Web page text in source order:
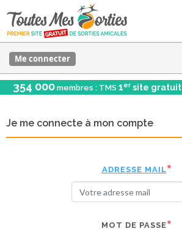
Me connecter
354 000 membres : TMS 1er site gratuit
Je me connecte à mon compte
ADRESSE MAIL
MOT DE PASSE